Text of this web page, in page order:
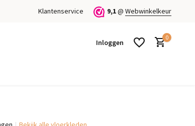
Klantenservice 9,1@ Webwinkelkeur
Inloggen
0